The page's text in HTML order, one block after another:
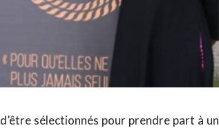
sélectionnés pour prendre part à un